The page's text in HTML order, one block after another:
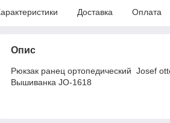
Доставка Оплата
Опис
Рюкзак ранец ортопедический Josef
Вышиванка JO-1618